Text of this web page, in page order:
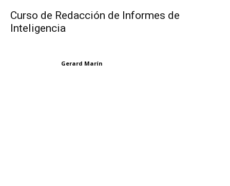
Curso de Redacción de Informes de
Inteligencia
Gerard Marín